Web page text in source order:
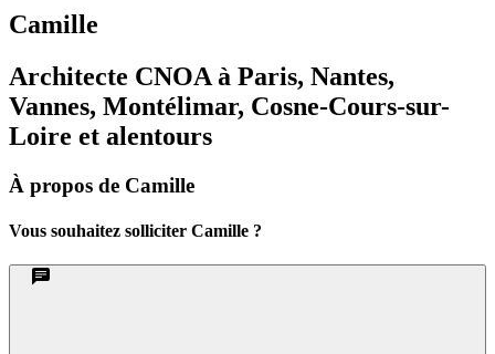
Camille
Architecte CNOA à Paris, Nantes,
Vannes, Montélimar, Cosne-Cours-sur-
Loire et alentours
À propos de Camille
Vous souhaitez solliciter Camille ?